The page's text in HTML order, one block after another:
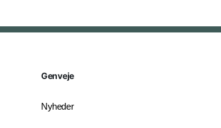
Genveje
Nyheder